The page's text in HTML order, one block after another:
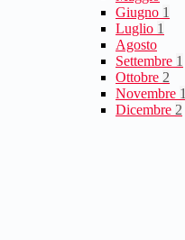
Giugno 1
Luglio 1
Agosto
Settembre 1
Ottobre 2
Novembre 1
Dicembre 2